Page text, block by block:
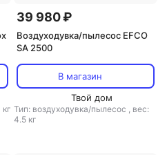
кг
39 980 ₽
Воздуходувка/пылесос EFCO
SA 2500
В магазин
Твой дом
Тип: воздуходувка/пылесос , вес:
4.5 кг